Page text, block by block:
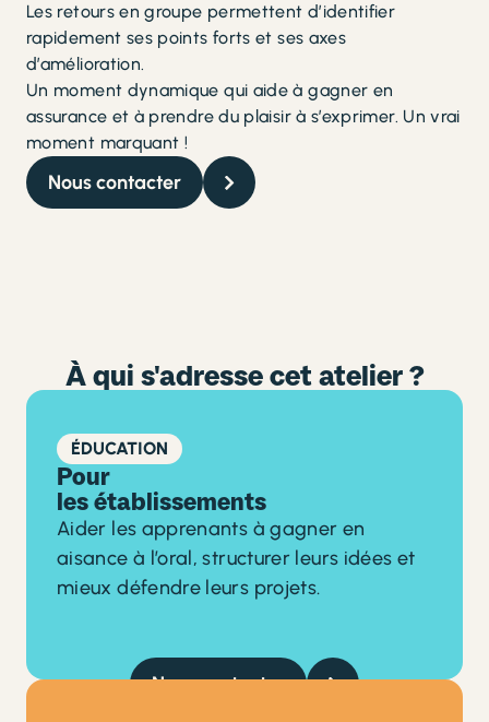
Les retours en groupe permettent d’identifier
rapidement ses points forts et ses axes
d’amélioration.
Un moment dynamique qui aide à gagner en
assurance et à prendre du plaisir à s’exprimer. Un vrai
moment marquant !
Nous contacter
À qui s'adresse cet atelier ?
ÉDUCATION
Pour
les établissements
Aider les apprenants à gagner en
aisance à l’oral, structurer leurs idées et
mieux défendre leurs projets.
Nous contacter